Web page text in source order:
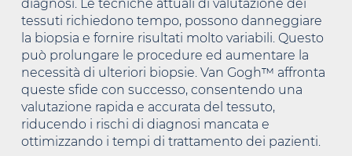
diagnosi. Le tecniche attuali di valutazione dei
tessuti richiedono tempo, possono danneggiare
la biopsia e fornire risultati molto variabili. Questo
può prolungare le procedure ed aumentare la
necessità di ulteriori biopsie. Van Gogh™ affronta
queste sfide con successo, consentendo una
valutazione rapida e accurata del tessuto,
riducendo i rischi di diagnosi mancata e
ottimizzando i tempi di trattamento dei pazienti.